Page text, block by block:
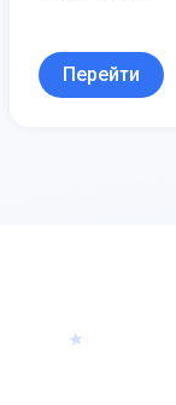
Перейти